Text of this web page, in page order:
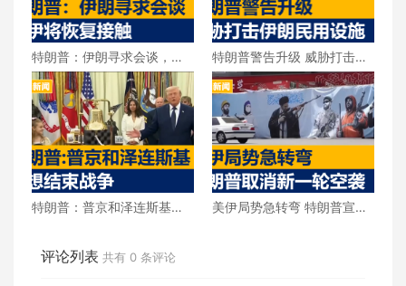
特朗普：伊朗寻求会谈，美
伊将恢复接触
特朗普警告升级 威胁打击伊
朗民用设施
特朗普：普京和泽连斯基都
美伊局势急转弯 特朗普宣布
评论列表 共有 0 条评论